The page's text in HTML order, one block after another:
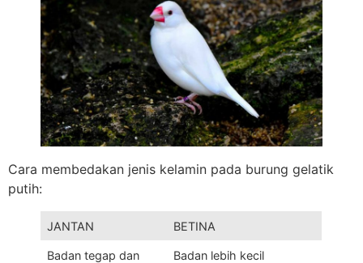
Cara membedakan jenis kelamin pada burung gelatik
putih:
JANTAN BETINA
Badan tegap dan
Badan lebih kecil